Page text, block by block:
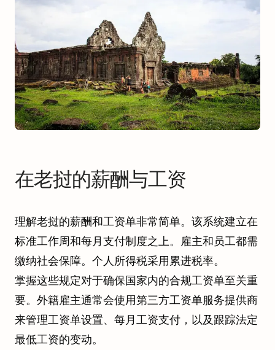
在老挝的薪酬与工资
理解老挝的薪酬和工资单非常简单。该系统建立在
标准工作周和每月支付制度之上。雇主和员工都需
缴纳社会保障。个人所得税采用累进税率。
掌握这些规定对于确保国家内的合规工资单至关重
要。外籍雇主通常会使用第三方工资单服务提供商
来管理工资单设置、每月工资支付，以及跟踪法定
最低工资的变动。